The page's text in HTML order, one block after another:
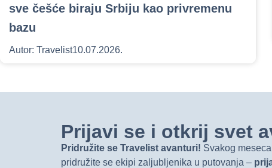
sve češće biraju Srbiju kao privremenu
bazu
Autor: Travelist10.07.2026.
Prijavi se i otkrij svet
Pridružite se Travelist avanturi! Svakog
pridružite se ekipi zaljubljenika u putovanja –